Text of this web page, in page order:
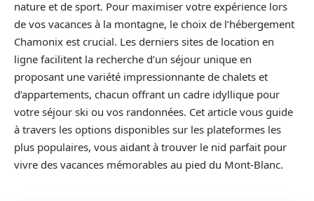
nature et de sport. Pour maximiser votre expérience lors
de vos vacances à la montagne, le choix de l’hébergement
Chamonix est crucial. Les derniers sites de location en
ligne facilitent la recherche d’un séjour unique en
proposant une variété impressionnante de chalets et
d’appartements, chacun offrant un cadre idyllique pour
votre séjour ski ou vos randonnées. Cet article vous guide
à travers les options disponibles sur les plateformes les
plus populaires, vous aidant à trouver le nid parfait pour
vivre des vacances mémorables au pied du Mont-Blanc.